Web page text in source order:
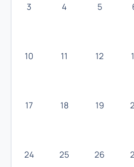
3 4 5
10 11 12
17 18 19
24 25 26